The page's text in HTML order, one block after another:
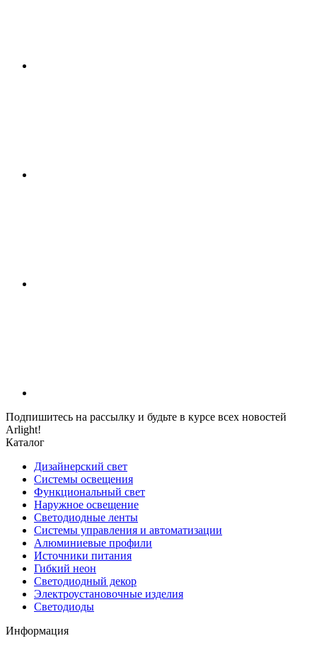
Подпишитесь на рассылку и будьте в курсе всех новостей
Arlight!
Каталог
Дизайнерский свет
Системы освещения
Функциональный свет
Наружное освещение
Светодиодные ленты
Системы управления и автоматизации
Алюминиевые профили
Источники питания
Гибкий неон
Светодиодный декор
Электроустановочные изделия
Светодиоды
Информация